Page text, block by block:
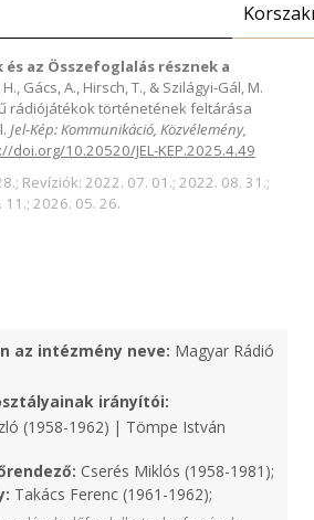
az Összefoglalás résznek a
Gács, A., Hirsch, T., & Szilágyi-Gál, M.
rádiójátékok történetének feltárása
Jel-Kép: Kommunikáció, Közvélemény,
doi.org/10.20520/JEL-KEP.2025.4.49
Revíziók: 2022. 07. 01.; 2022. 08. 31.;
2026. 05. 26.
az intézmény neve: Magyar Rádió
irányítói:
(1958-1962) | Tömpe István
Cserés Miklós (1958-1981);
Takács Ferenc (1961-1962);